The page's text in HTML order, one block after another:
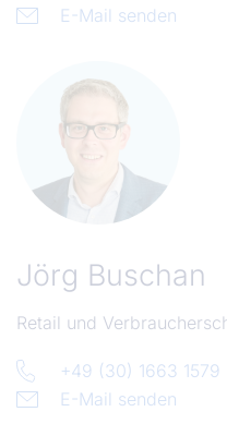
E-Mail senden
Jörg Buschan
Retail und
+49 (30) 1663 1579
E-Mail senden